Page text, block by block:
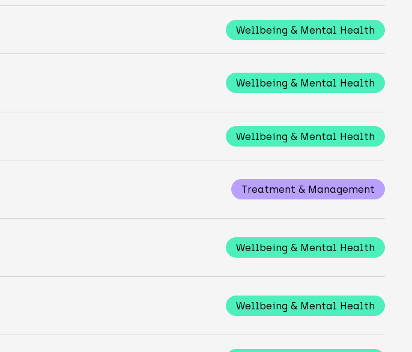
Wellbeing & Mental Health
Wellbeing & Mental Health
Wellbeing & Mental Health
Treatment & Management
Wellbeing & Mental Health
Wellbeing & Mental Health